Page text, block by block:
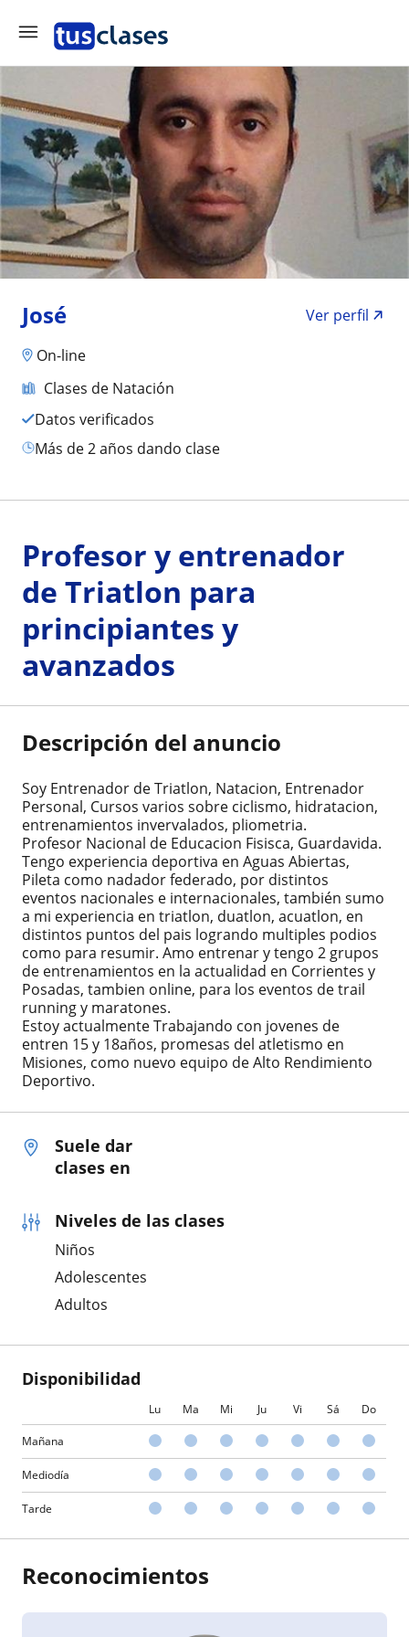
José
Ver perfil
On-line
Clases de Natación
Datos verificados
más de 2 años dando clase
Suele dar
clases en
Niveles de las clases
Niños
Adolescentes
Adultos
Disponibilidad
Lu Ma Mi Ju Vi Sá Do
Mañana
Mediodía
Tarde
Profesor y entrenador
de Triatlon para
principiantes y
avanzados
Descripción del anuncio
Soy Entrenador de Triatlon, Natacion, Entrenador
Personal, Cursos varios sobre ciclismo, hidratacion,
entrenamientos invervalados, pliometria.
Profesor Nacional de Educacion Fisisca, Guardavida.
Tengo experiencia deportiva en Aguas Abiertas,
Pileta como nadador federado, por distintos
eventos nacionales e internacionales, también sumo
a mi experiencia en triatlon, duatlon, acuatlon, en
distintos puntos del pais logrando multiples podios
como para resumir. Amo entrenar y tengo 2 grupos
de entrenamientos en la actualidad en Corrientes y
Posadas, tambien online, para los eventos de trail
running y maratones.
Estoy actualmente Trabajando con jovenes de
entren 15 y 18años, promesas del atletismo en
Misiones, como nuevo equipo de Alto Rendimiento
Deportivo.
Reconocimientos